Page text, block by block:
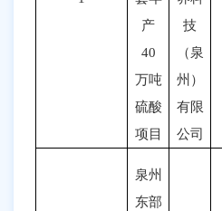
产
40
万吨
硫酸
项目
技
（泉
州）
有限
公司
泉州
东部